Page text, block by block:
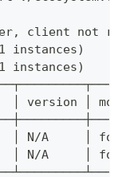
client not
instances)
instances)
│ version
N/A     │
│ N/A     │